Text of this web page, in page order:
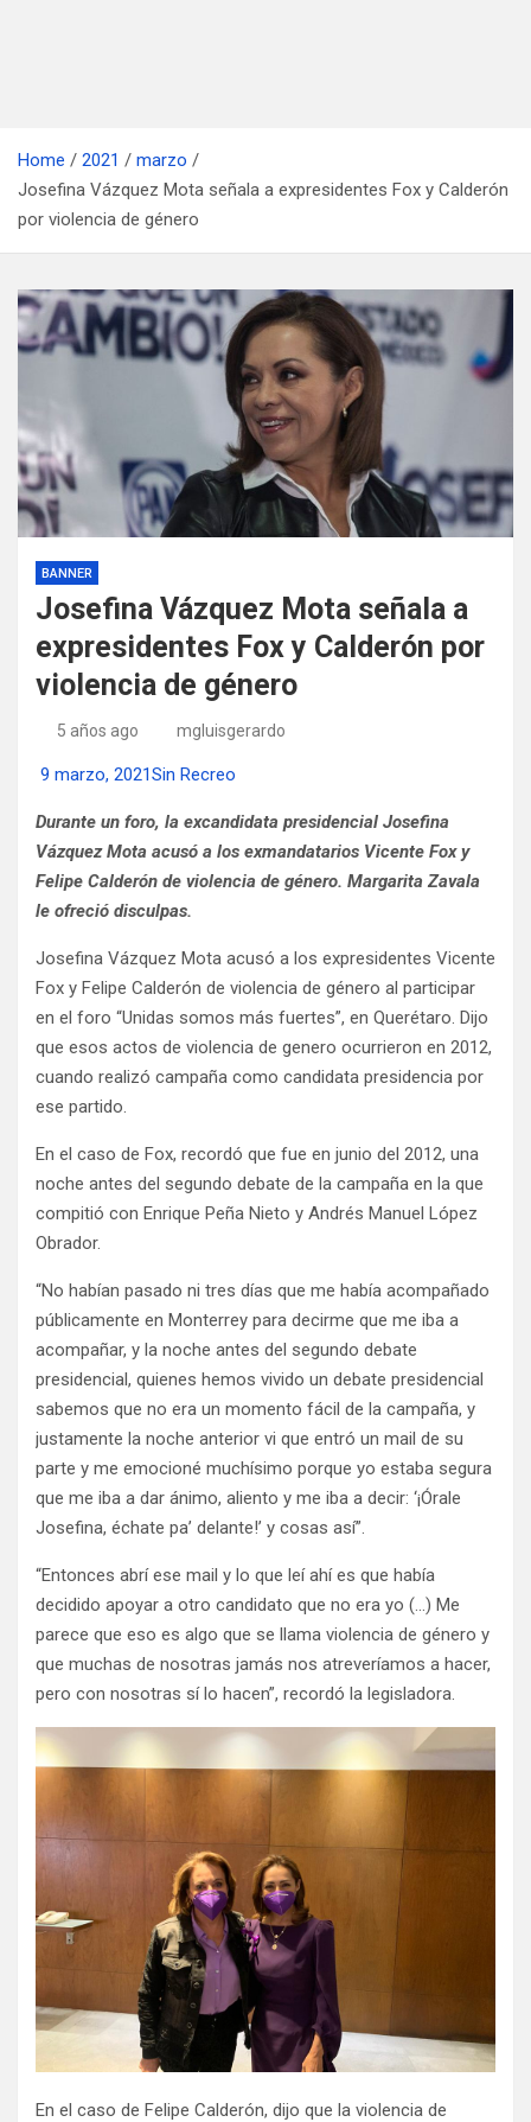
Home 2021
marzo
Josefina Vázquez Mota señala a expresidentes Fox y Calderón
por violencia de género
BANNER
Josefina Vázquez Mota señala a
expresidentes Fox y Calderón por
violencia de género
5 años ago mgluisgerardo
9 marzo, 2021Sin Recreo
Durante un foro, la excandidata presidencial Josefina
Vázquez Mota acusó a los exmandatarios Vicente Fox y
Felipe Calderón de violencia de género. Margarita Zavala
le ofreció disculpas.
Josefina Vázquez Mota acusó a los expresidentes Vicente
Fox y Felipe Calderón de violencia de género al participar
en el foro “Unidas somos más fuertes”, en Querétaro. Dijo
que esos actos de violencia de genero ocurrieron en 2012,
cuando realizó campaña como candidata presidencia por
ese partido.
En el caso de Fox, recordó que fue en junio del 2012, una
noche antes del segundo debate de la campaña en la que
compitió con Enrique Peña Nieto y Andrés Manuel López
Obrador.
“No habían pasado ni tres días que me había acompañado
públicamente en Monterrey para decirme que me iba a
acompañar, y la noche antes del segundo debate
presidencial, quienes hemos vivido un debate presidencial
sabemos que no era un momento fácil de la campaña, y
justamente la noche anterior vi que entró un mail de su
parte y me emocioné muchísimo porque yo estaba segura
que me iba a dar ánimo, aliento y me iba a decir: ‘¡Órale
Josefina, échate pa’ delante!’ y cosas así”.
“Entonces abrí ese mail y lo que leí ahí es que había
decidido apoyar a otro candidato que no era yo (…) Me
parece que eso es algo que se llama violencia de género y
que muchas de nosotras jamás nos atreveríamos a hacer,
pero con nosotras sí lo hacen”, recordó la legisladora.
En el caso de Felipe Calderón, dijo que la violencia de